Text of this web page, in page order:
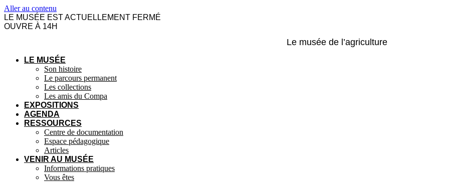
Panneau de gestion des cookies
Aller au contenu
LE MUSÉE EST ACTUELLEMENT FERMÉ
OUVRE À 14H
Le musée de l’agriculture
LE MUSÉE
Son histoire
Le parcours permanent
Les collections
Les amis du Compa
EXPOSITIONS
AGENDA
RESSOURCES
Centre de documentation
Espace pédagogique
Articles
VENIR AU MUSÉE
Informations pratiques
Vous êtes